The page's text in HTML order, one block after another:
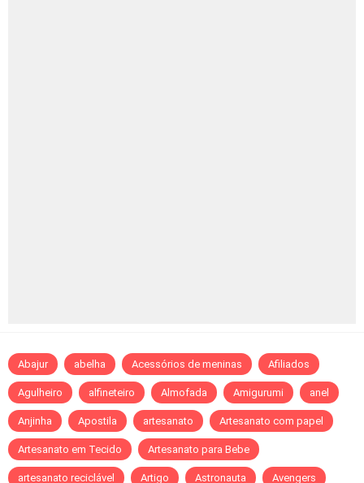
Abajur abelha Acessórios de meninas Afiliados
Agulheiro alfineteiro Almofada Amigurumi anel
Anjinha Apostila artesanato Artesanato com papel
Artesanato em Tecido Artesanato para Bebe
artesanato reciclável Artigo Astronauta Avengers